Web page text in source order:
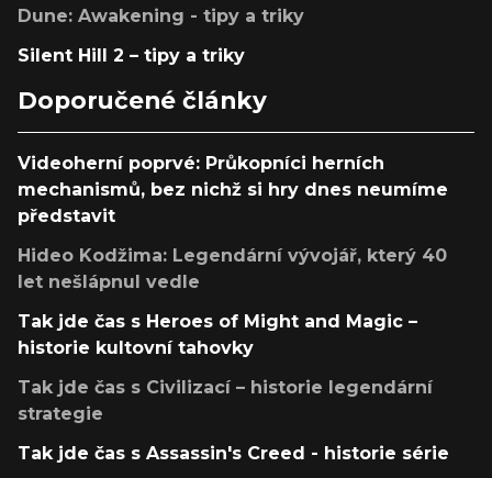
Dune: Awakening - tipy a triky
Silent Hill 2 – tipy a triky
Doporučené články
Videoherní poprvé: Průkopníci herních
mechanismů, bez nichž si hry dnes neumíme
představit
Hideo Kodžima: Legendární vývojář, který 40
let nešlápnul vedle
Tak jde čas s Heroes of Might and Magic –
historie kultovní tahovky
Tak jde čas s Civilizací – historie legendární
strategie
Tak jde čas s Assassin's Creed - historie série